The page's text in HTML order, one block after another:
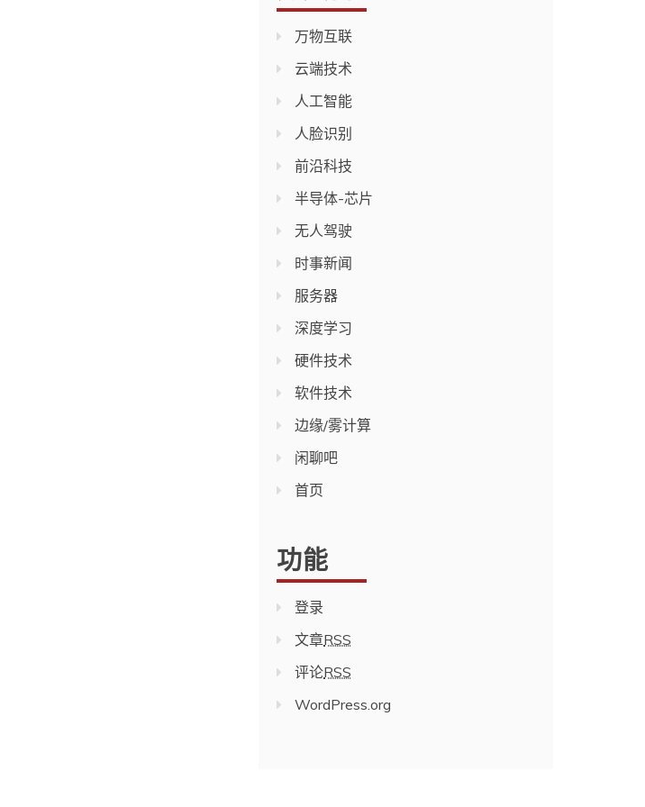
万物互联
云端技术
人工智能
人脸识别
前沿科技
半导体-芯片
无人驾驶
时事新闻
服务器
深度学习
硬件技术
软件技术
边缘/雾计算
闲聊吧
首页
功能
登录
文章RSS
评论RSS
WordPress.org